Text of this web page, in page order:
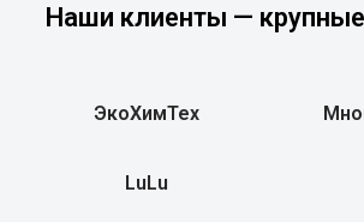
Наши клиенты —
ЭкоХимТех
LuLu